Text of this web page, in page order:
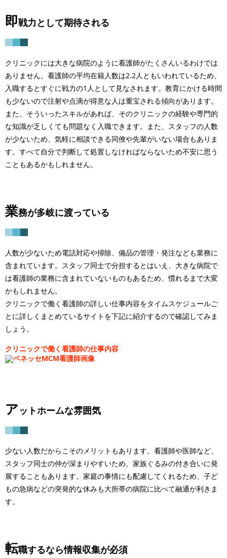
即戦力として期待される
クリニックには大きな病院のように看護師がたくさんいるわけでは
ありません。看護師の平均在籍人数は2.2人ともいわれているため、
入職するとすぐに戦力の1人として見なされます。教育にかける時間
も少ないので注射や点滴が得意な人は重宝される傾向があります。
また、そういったスキルがあれば、そのクリニックの経験や専門的
な知識が乏しくても問題なく入職できます。また、スタッフの人数
が少ないため、気軽に相談できる同僚や先輩がいない場合もありま
す。すべて自分で判断して処置しなければならないため不安に思う
こともあるかもしれません。
業務が多岐に渡っている
人数が少ないため電話対応や掃除、備品の管理・発注なども業務に
含まれています。スタッフ同士で分担するとはいえ、大きな病院で
は看護師の業務に含まれていないものもあるため、慣れるまで大変
かもしれません。
クリニックで働く看護師の詳しい仕事内容をタイムスケジュールご
とに詳しくまとめているサイトを下記に紹介するので確認してみま
しょう。
クリニックで働く看護師の仕事内容
アットホームな雰囲気
少ない人数だからこそのメリットもあります。看護師や医師など、
スタッフ同士の仲が深まりやすいため、家族ぐるみの付き合いに発
展することもあります。家庭の事情にも配慮してくれるため、子ど
もの急病などの突発的な休みも大所帯の病院に比べて融通が利きま
す。
転職するなら情報収集が必須